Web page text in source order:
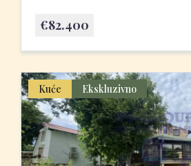
€82.400
Kuće Ekskluzivno